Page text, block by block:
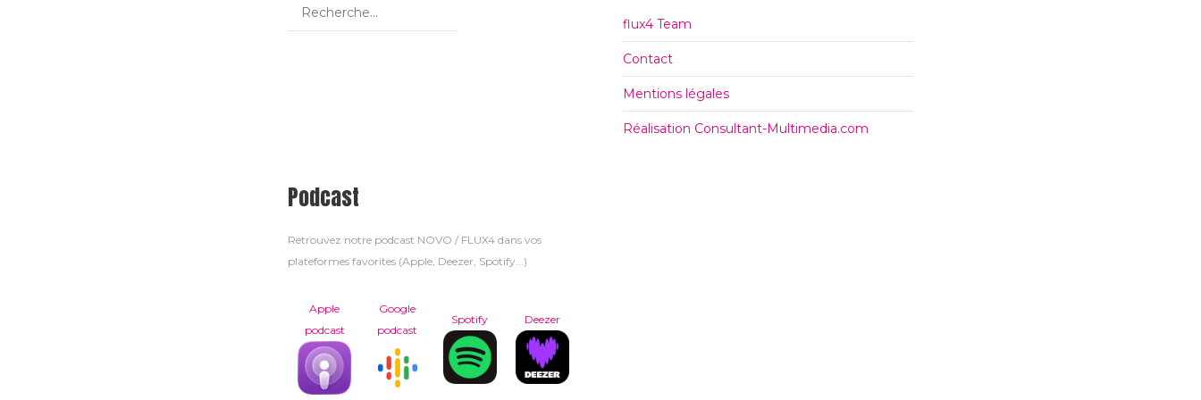
flux4 Team
Contact
Mentions légales
Réalisation Consultant-Multimedia.com
Podcast
Retrouvez notre podcast NOVO / FLUX4 dans vos
plateformes favorites (Apple, Deezer, Spotify...)
Apple
podcast
Google
podcast
Spotify Deezer